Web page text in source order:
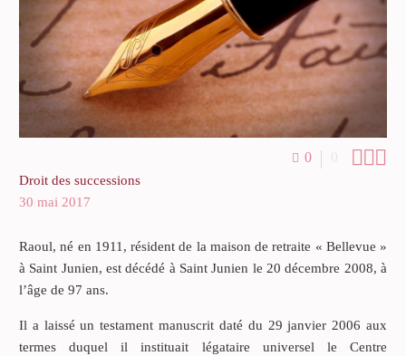
0 0 
Droit des successions
30 mai 2017
Raoul, né en 1911, résident de la maison de retraite « Bellevue »
à Saint Junien, est décédé à Saint Junien le 20 décembre 2008, à
l’âge de 97 ans.
Il a laissé un testament manuscrit daté du 29 janvier 2006 aux
termes duquel il instituait légataire universel le Centre